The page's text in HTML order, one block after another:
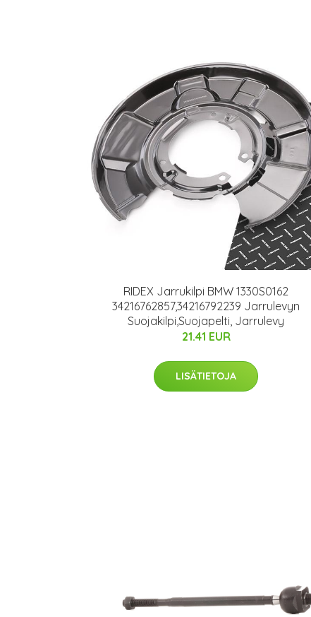
RIDEX Jarrukilpi BMW 1330S0162
34216762857,34216792239 Jarrulevyn
Suojakilpi,Suojapelti, Jarrulevy
21.41 EUR
LISÄTIETOJA